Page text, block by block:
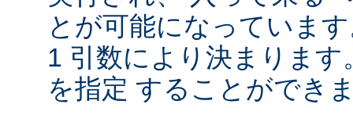
とが可能になっていま
1 引数により決まりま
を指定 することができ